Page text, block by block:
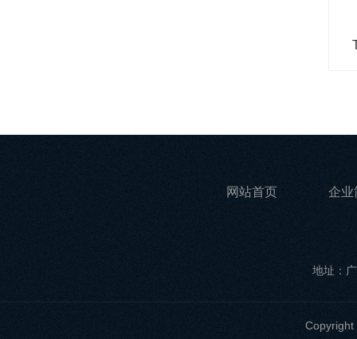
网站首页 企业
地址：